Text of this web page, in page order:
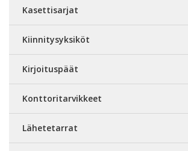
Kasettisarjat
Kiinnitysyksiköt
Kirjoituspäät
Konttoritarvikkeet
Lähetetarrat